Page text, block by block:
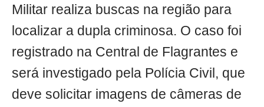
Militar realiza buscas na região para
localizar a dupla criminosa. O caso foi
registrado na Central de Flagrantes e
será investigado pela Polícia Civil, que
deve solicitar imagens de câmeras de